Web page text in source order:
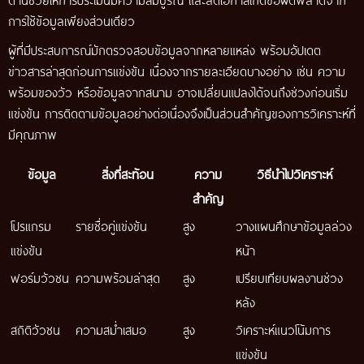
การใช้ข้อมูลเพียงส่วนเดียว
ผู้ที่มีประสบการณ์มักตรวจสอบข้อมูลจากหลายแหล่ง พร้อมอัปเดต
ข่าวสารล่าสุดก่อนการแข่งขัน เนื่องจากรายละเอียดบางอย่าง เช่น ความ
พร้อมของวัว หรือข้อมูลจากสนาม อาจเปลี่ยนแปลงได้จนถึงช่วงก่อนเริ่ม
แข่งขัน การติดตามข้อมูลอย่างต่อเนื่องจึงเป็นส่วนสำคัญของการวิเคราะห์ที่
มีคุณภาพ
ข้อมูล สิ่งที่สะท้อน
ความ
สำคัญ
วิธีนำไปวิเคราะห์
โปรแกรม
แข่งขัน
รายชื่อคู่แข่งขัน สูง
วางแผนศึกษาข้อมูลล่วง
หน้า
ฟอร์มวัวชน ความพร้อมล่าสุด สูง
เปรียบเทียบผลงานช่วง
หลัง
สถิติวัวชน
ความสม่ำเสมอ สูง
วิเคราะห์แนวโน้มการ
แข่งขัน